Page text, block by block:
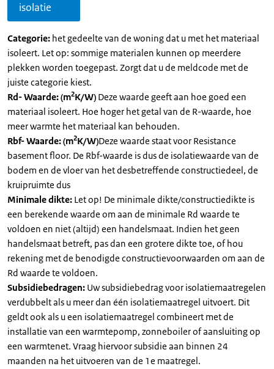
isolatie
Categorie: het gedeelte van de woning dat u met het materiaal
isoleert. Let op: sommige materialen kunnen op meerdere
plekken worden toegepast. Zorgt dat u de meldcode met de
juiste categorie kiest.
Rd- Waarde: (m2K/W) Deze waarde geeft aan hoe goed een
materiaal isoleert. Hoe hoger het getal van de R-waarde, hoe
meer warmte het materiaal kan behouden.
Rbf- Waarde: (m2K/W)Deze waarde staat voor Resistance
basement floor. De Rbf-waarde is dus de isolatiewaarde van de
bodem en de vloer van het desbetreffende constructiedeel, de
kruipruimte dus
Minimale dikte: Let op! De minimale dikte/constructiedikte is
een berekende waarde om aan de minimale Rd waarde te
voldoen en niet (altijd) een handelsmaat. Indien het geen
handelsmaat betreft, pas dan een grotere dikte toe, of hou
rekening met de benodigde constructievoorwaarden om aan de
Rd waarde te voldoen.
Subsidiebedragen: Uw subsidiebedrag voor isolatiemaatregelen
verdubbelt als u meer dan één isolatiemaatregel uitvoert. Dit
geldt ook als u een isolatiemaatregel combineert met de
installatie van een warmtepomp, zonneboiler of aansluiting op
een warmtenet. Vraag hiervoor subsidie aan binnen 24
maanden na het uitvoeren van de 1e maatregel.